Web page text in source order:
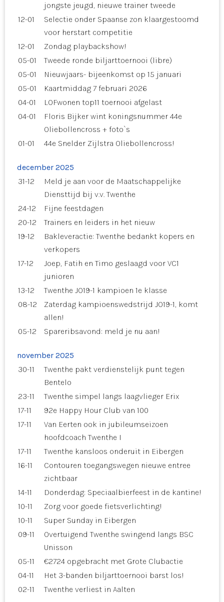
jongste jeugd, nieuwe trainer tweede
12-01
Selectie onder Spaanse zon klaargestoomd
voor herstart competitie
12-01
Zondag playbackshow!
05-01
Tweede ronde biljarttoernooi (libre)
05-01
Nieuwjaars- bijeenkomst op 15 januari
05-01
Kaartmiddag 7 februari 2026
04-01
LOFwonen top11 toernooi afgelast
04-01
Floris Bijker wint koningsnummer 44e
Oliebollencross + foto`s
01-01
44e Snelder Zijlstra Oliebollencross!
december 2025
31-12
Meld je aan voor de Maatschappelijke
Diensttijd bij v.v. Twenthe
24-12
Fijne feestdagen
20-12
Trainers en leiders in het nieuw
19-12
Bakleveractie: Twenthe bedankt kopers en
verkopers
17-12
Joep, Fatih en Timo geslaagd voor VC1
junioren
13-12
Twenthe JO19-1 kampioen 1e klasse
08-12
Zaterdag kampioenswedstrijd JO19-1, komt
allen!
05-12
Spareribsavond: meld je nu aan!
november 2025
30-11
Twenthe pakt verdienstelijk punt tegen
Bentelo
23-11
Twenthe simpel langs laagvlieger Erix
17-11
92e Happy Hour Club van 100
17-11
Van Eerten ook in jubileumseizoen
hoofdcoach Twenthe I
17-11
Twenthe kansloos onderuit in Eibergen
16-11
Contouren toegangswegen nieuwe entree
zichtbaar
14-11
Donderdag: Speciaalbierfeest in de kantine!
10-11
Zorg voor goede fietsverlichting!
10-11
Super Sunday in Eibergen
09-11
Overtuigend Twenthe swingend langs BSC
Unisson
05-11
€2724 opgebracht met Grote Clubactie
04-11
Het 3-banden biljarttoernooi barst los!
02-11
Twenthe verliest in Aalten